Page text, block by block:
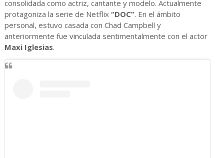
consolidada como actriz, cantante y modelo. Actualmente
protagoniza la serie de Netflix “DOC”. En el ámbito
personal, estuvo casada con Chad Campbell y
anteriormente fue vinculada sentimentalmente con el actor
Maxi Iglesias.